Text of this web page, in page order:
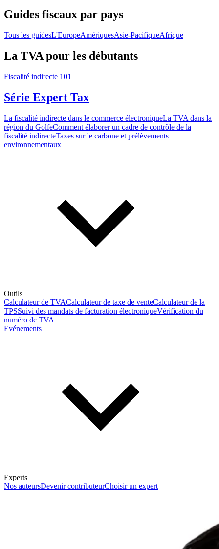
Guides fiscaux par pays
Tous les guidesL'EuropeAmériquesAsie-PacifiqueAfrique
La TVA pour les débutants
Fiscalité indirecte 101
Série Expert Tax
La fiscalité indirecte dans le commerce électroniqueLa TVA dans la
région du GolfeComment élaborer un cadre de contrôle de la
fiscalité indirecteTaxes sur le carbone et prélèvements
environnementaux
Outils
Calculateur de TVACalculateur de taxe de venteCalculateur de la
TPSSuivi des mandats de facturation électroniqueVérification du
numéro de TVA
Evénements
Experts
Nos auteursDevenir contributeurChoisir un expert